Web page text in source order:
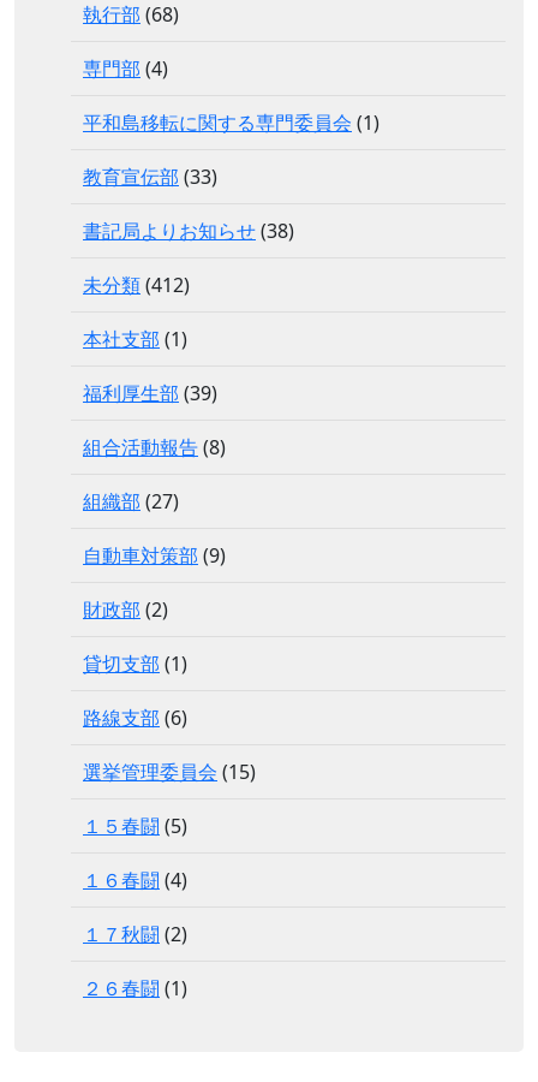
執行部 (68)
専門部 (4)
平和島移転に関する専門委員会 (1)
教育宣伝部 (33)
書記局よりお知らせ(38)
未分類(412)
本社支部 (1)
福利厚生部 (39)
組合活動報告(8)
組織部 (27)
自動車対策部 (9)
財政部 (2)
貸切支部 (1)
路線支部 (6)
選挙管理委員会 (15)
１５春闘 (5)
１６春闘 (4)
１７秋闘 (2)
２６春闘 (1)